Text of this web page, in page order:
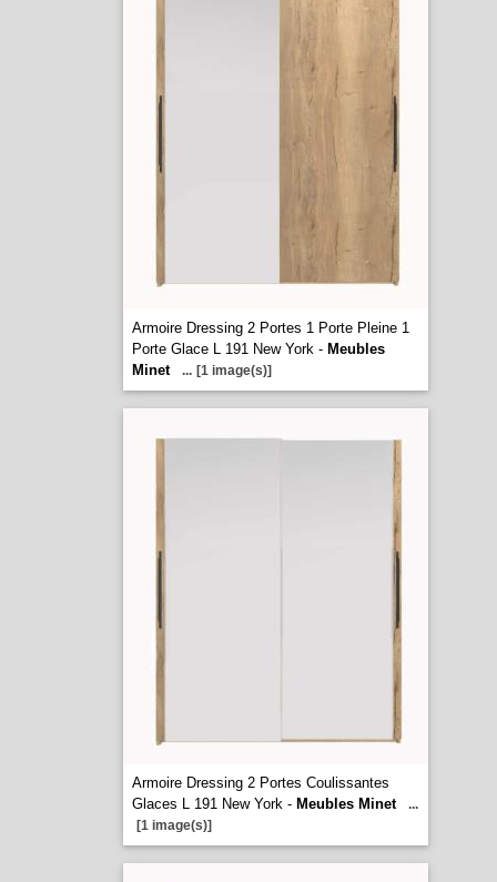
Armoire Dressing 2 Portes 1 Porte Pleine 1
Porte Glace L 191 New York - Meubles
Minet
... [1 image(s)]
Armoire Dressing 2 Portes Coulissantes
Glaces L 191 New York - Meubles Minet
...
[1 image(s)]